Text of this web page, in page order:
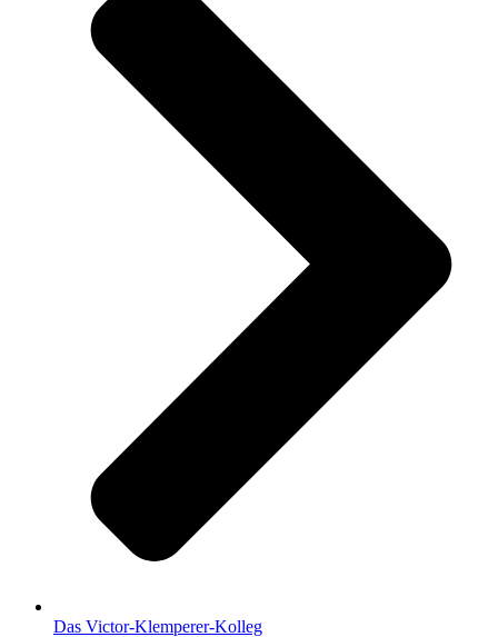
Das Victor-Klemperer-Kolleg